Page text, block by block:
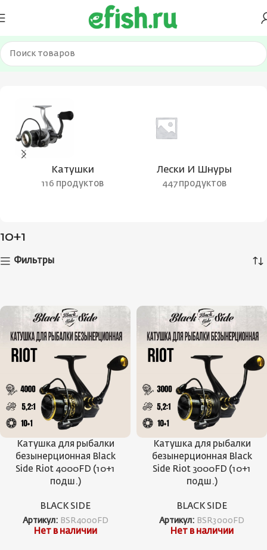
Главная Товар Количество подшипников 10+1
Катушки
116 продуктов
Лески И Шнуры
447 продуктов
10+1
Фильтры
Катушка для рыбалки
безынерционная Black
Side Riot 4000FD (10+1
подш.)
BLACK SIDE
Артикул: BSR4000FD
Нет в наличии
Катушка для рыбалки
безынерционная Black
Side Riot 3000FD (10+1
подш.)
BLACK SIDE
Артикул: BSR3000FD
Нет в наличии